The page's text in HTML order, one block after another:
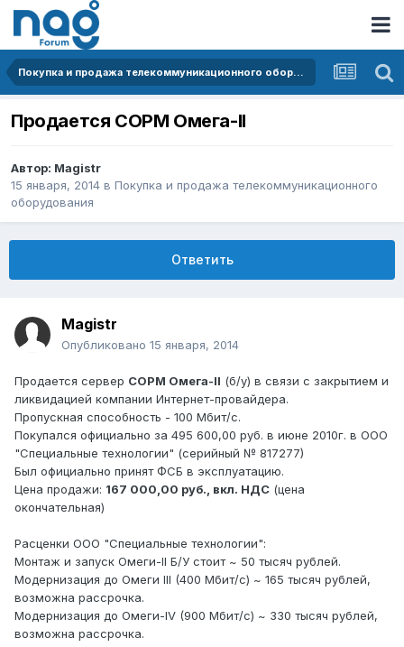
Покупка и продажа телекоммуникационного оборудования
Продается СОРМ Омега-II
Автор: Magistr
15 января, 2014 в Покупка и продажа телекоммуникационного
оборудования
Ответить
Magistr
Опубликовано 15 января, 2014
Продается сервер СОРМ Омега-II (б/у) в связи с закрытием и
ликвидацией компании Интернет-провайдера.
Пропускная способность - 100 Мбит/с.
Покупался официально за 495 600,00 руб. в июне 2010г. в ООО
"Специальные технологии" (серийный № 817277)
Был официально принят ФСБ в эксплуатацию.
Цена продажи: 167 000,00 руб., вкл. НДС (цена
окончательная)
Расценки ООО "Специальные технологии":
Монтаж и запуск Омеги-II Б/У стоит ~ 50 тысяч рублей.
Модернизация до Омеги III (400 Мбит/с) ~ 165 тысяч рублей,
возможна рассрочка.
Модернизация до Омеги-IV (900 Мбит/с) ~ 330 тысяч рублей,
возможна рассрочка.